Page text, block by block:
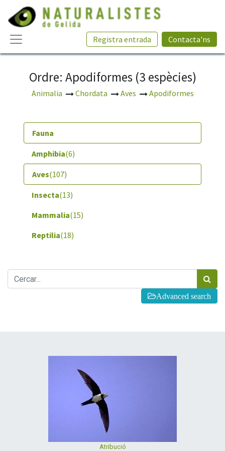
Registra entrada Contacta'ns
Ordre: Apodiformes (3 espècies)
Animalia Chordata Aves Apodiformes
Fauna
Amphibia(6)
Aves(107)
Insecta(13)
Mammalia(15)
Reptilia(18)
Advanced search
Atribució